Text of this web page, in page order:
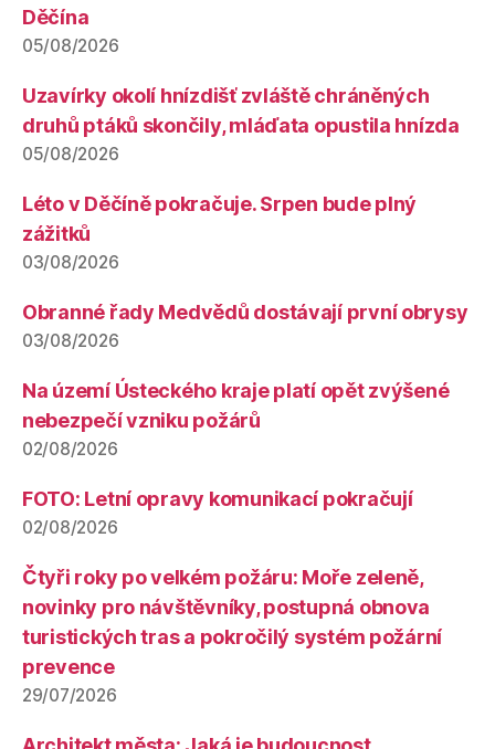
Děčína
05/08/2026
Uzavírky okolí hnízdišť zvláště chráněných
druhů ptáků skončily, mláďata opustila hnízda
05/08/2026
Léto v Děčíně pokračuje. Srpen bude plný
zážitků
03/08/2026
Obranné řady Medvědů dostávají první obrysy
03/08/2026
Na území Ústeckého kraje platí opět zvýšené
nebezpečí vzniku požárů
02/08/2026
FOTO: Letní opravy komunikací pokračují
02/08/2026
Čtyři roky po velkém požáru: Moře zeleně,
novinky pro návštěvníky, postupná obnova
turistických tras a pokročilý systém požární
prevence
29/07/2026